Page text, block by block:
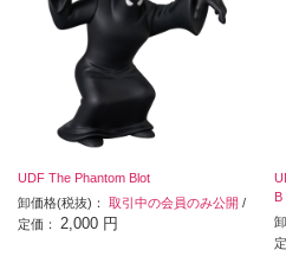
UDF The Phantom Blot
卸価格(税抜)： 取引中の会員のみ公開 /
定価： 2,000 円
B